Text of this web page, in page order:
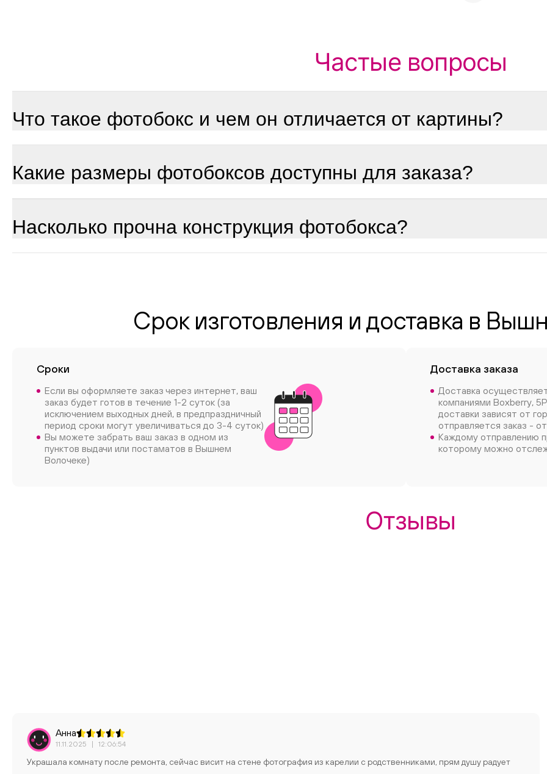
Частые вопросы
Что такое фотобокс и чем он отличается от картины?
Какие размеры фотобоксов доступны для заказа?
Насколько прочна конструкция фотобокса?
Срок изготовления и доставка в
Сроки
Если вы оформляете заказ через интернет, ваш
заказ будет готов в течение 1-2 суток (за
исключением выходных дней, в предпраздничный
период сроки могут увеличиваться до 3-4 суток)
Вы можете забрать ваш заказ в одном из
пунктов выдачи или постаматов в Вышнем
Волочеке)
Доставка заказа
Доставка
компаниями Boxberry,
доставки зависят от
отправляется заказ -
Каждому отправлению
которому можно
Отзывы
Анна
11.11.2025 12:06:54
Украшала комнату после ремонта, сейчас висит на стене фотография из карелии с родственниками, прям душу радует